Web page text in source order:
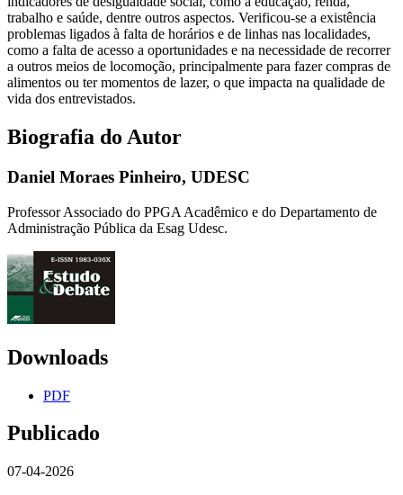
trabalho e saúde, dentre outros aspectos. Verificou-se a existência
problemas ligados à falta de horários e de linhas nas localidades,
como a falta de acesso a oportunidades e na necessidade de recorrer
a outros meios de locomoção, principalmente para fazer compras de
alimentos ou ter momentos de lazer, o que impacta na qualidade de
vida dos entrevistados.
Biografia do Autor
Daniel Moraes Pinheiro, UDESC
Professor Associado do PPGA Acadêmico e do Departamento de
Administração Pública da Esag Udesc.
Downloads
PDF
Publicado
07-04-2026